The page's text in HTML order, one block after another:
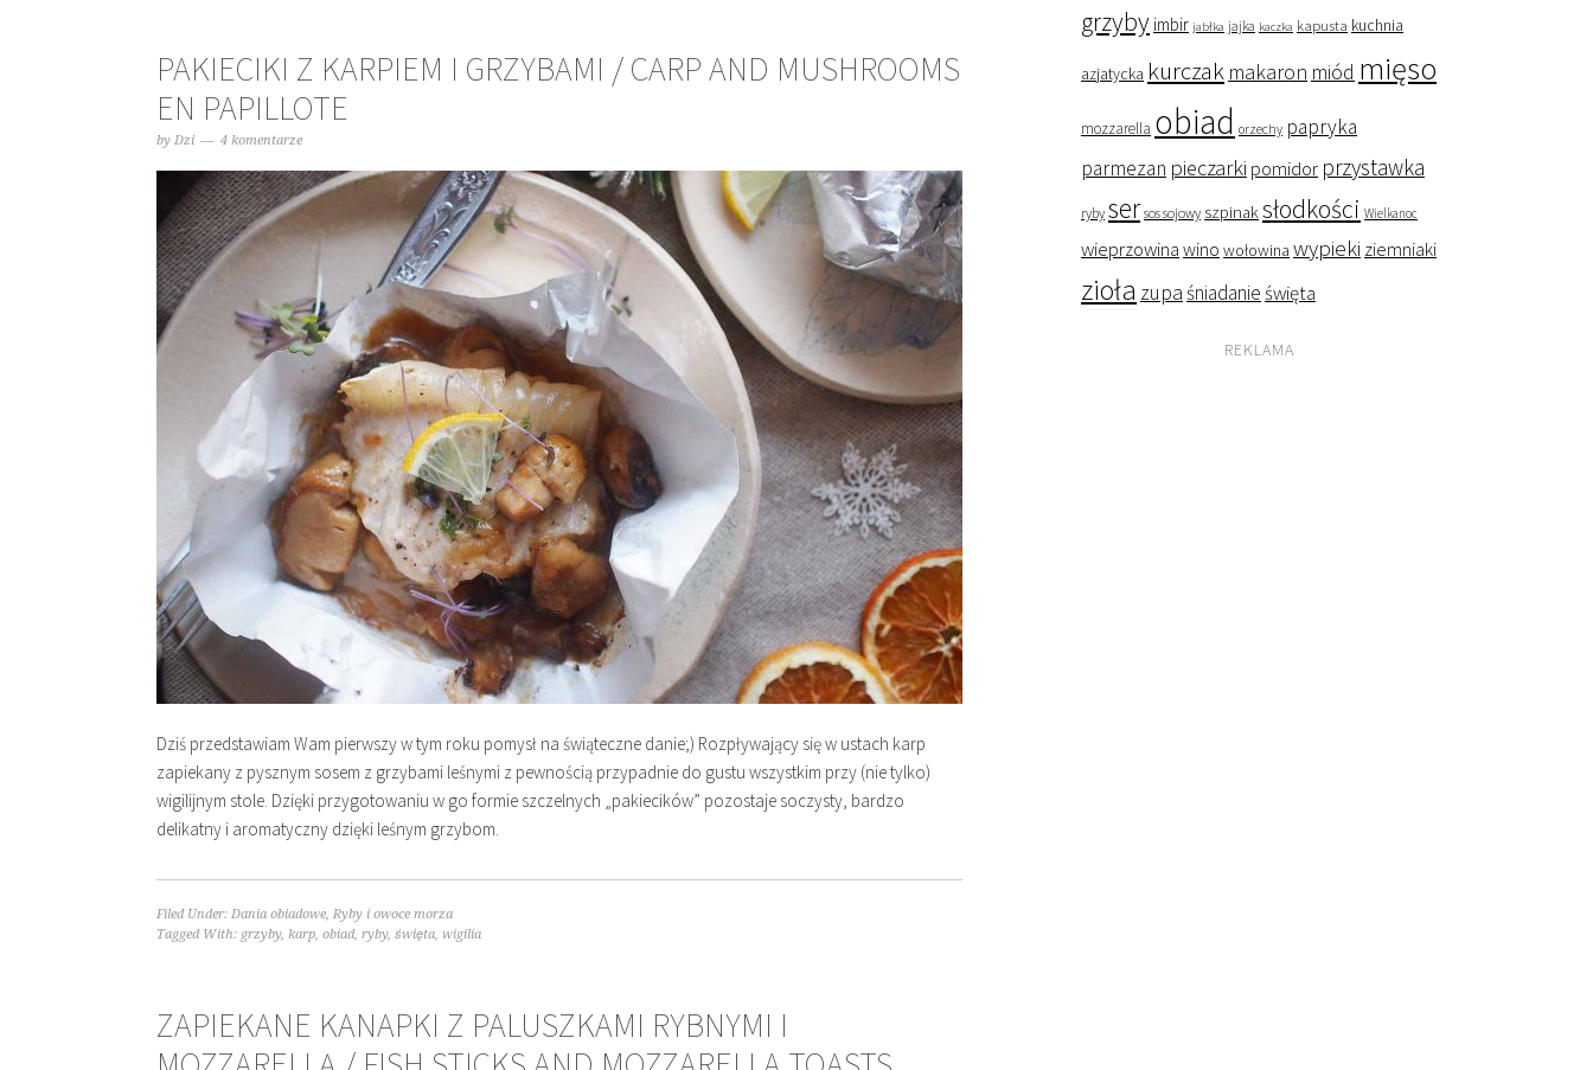
PAKIECIKI Z KARPIEM I GRZYBAMI / CARP AND MUSHROOMS
EN PAPILLOTE
by Dzi 4 komentarze
Dziś przedstawiam Wam pierwszy w tym roku pomysł na świąteczne danie;) Rozpływający się w ustach karp
zapiekany z pysznym sosem z grzybami leśnymi z pewnością przypadnie do gustu wszystkim przy (nie tylko)
wigilijnym stole. Dzięki przygotowaniu w go formie szczelnych „pakiecików” pozostaje soczysty, bardzo
delikatny i aromatyczny dzięki leśnym grzybom.
Filed Under: Dania obiadowe, Ryby i owoce morza
Tagged With: grzyby, karp, obiad, ryby, święta, wigilia
ZAPIEKANE KANAPKI Z PALUSZKAMI RYBNYMI I
grzyby imbir jabłka jajka kaczka kapusta kuchnia
azjatycka kurczak makaron miód mięso
mozzarella obiad orzechy papryka
parmezan pieczarki pomidor przystawka
ryby ser sos sojowy szpinaksłodkości Wielkanoc
wieprzowina wino wołowina wypieki ziemniaki
zioła zupaśniadanieświęta
REKLAMA